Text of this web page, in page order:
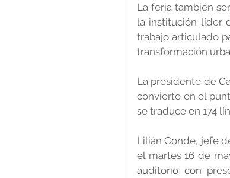
La feria también
la institución líder
trabajo articulado
transformación
La presidente de
convierte en el
se traduce en 174
Lilián Conde, jefe
el martes 16 de
auditorio con